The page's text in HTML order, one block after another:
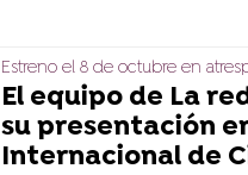
Estreno el 8 de octubre en
El equipo de La
su presentación
Internacional de